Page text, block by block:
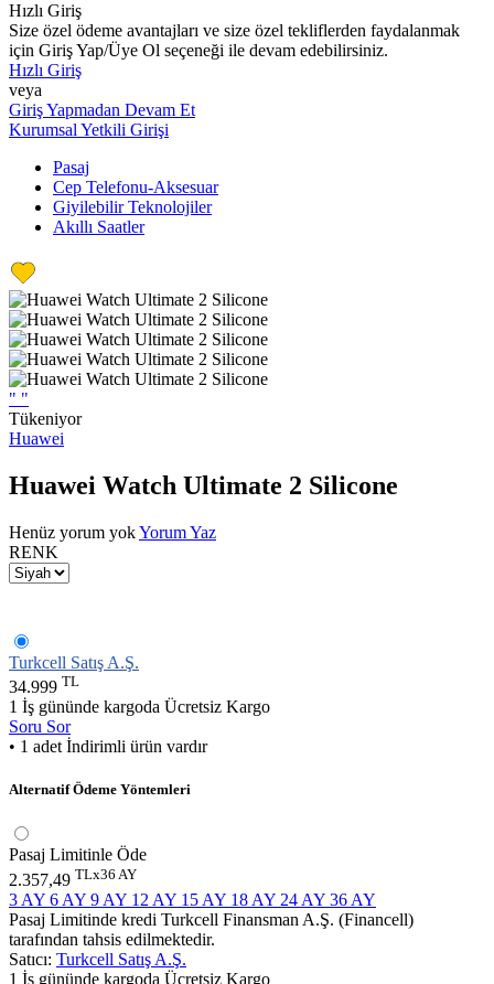
Hızlı Giriş
Size özel ödeme avantajları ve size özel tekliflerden faydalanmak
için Giriş Yap/Üye Ol seçeneği ile devam edebilirsiniz.
Hızlı Giriş
veya
Giriş Yapmadan Devam Et
Kurumsal Yetkili Girişi
Pasaj
Cep Telefonu-Aksesuar
Giyilebilir Teknolojiler
Akıllı Saatler
" "
Tükeniyor
Huawei
Huawei Watch Ultimate 2 Silicone
Henüz yorum yokYorum Yaz
RENK
Turkcell Satış A.Ş.
34.999 TL
1 İş gününde kargoda Ücretsiz Kargo
Soru Sor
• 1 adet İndirimli ürün vardır
Alternatif Ödeme Yöntemleri
Pasaj Limitinle Öde
2.357,49 TLx36 AY
3 AY 6 AY 9 AY 12 AY 15 AY 18 AY 24 AY 36 AY
Pasaj Limitinde kredi Turkcell Finansman A.Ş. (Financell)
tarafından tahsis edilmektedir.
Satıcı: Turkcell Satış A.Ş.
1 İş gününde kargoda Ücretsiz Kargo